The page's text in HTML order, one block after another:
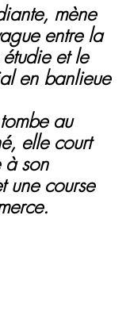
mène
entre la
et le
en banlieue
au
elle court
à son
une course